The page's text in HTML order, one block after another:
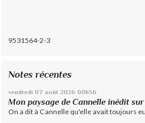
9531564-2-3
Notes récentes
vendredi 07 août 2026 00h56
Mon paysage de Cannelle inédit sur
On a dit à Cannelle qu'elle avait toujours